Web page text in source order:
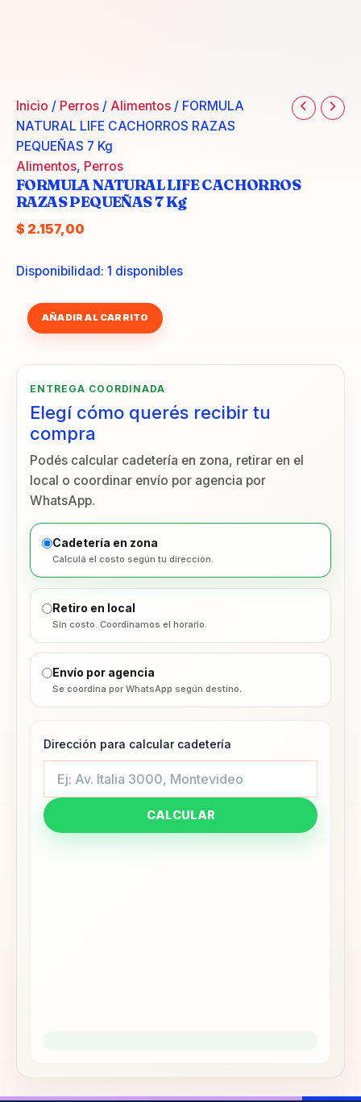
Inicio / Perros / Alimentos / FORMULA
NATURAL LIFE CACHORROS RAZAS
PEQUEÑAS 7 Kg
Alimentos, Perros
FORMULA NATURAL LIFE CACHORROS
RAZAS PEQUEÑAS 7 Kg
$ 2.157,00
Disponibilidad: 1 disponibles
FORMULA
NATURAL
PEQUEÑAS
cantidad
AÑADIR AL CARRITO
ENTREGA COORDINADA
Elegí cómo querés recibir tu
compra
Podés calcular cadetería en zona, retirar en el
local o coordinar envío por agencia por
WhatsApp.
Cadetería en zona
Calculá el costo según tu dirección.
Retiro en local
Sin costo. Coordinamos el horario.
Envío por agencia
Se coordina por WhatsApp según destino.
Dirección para calcular cadetería
CALCULAR